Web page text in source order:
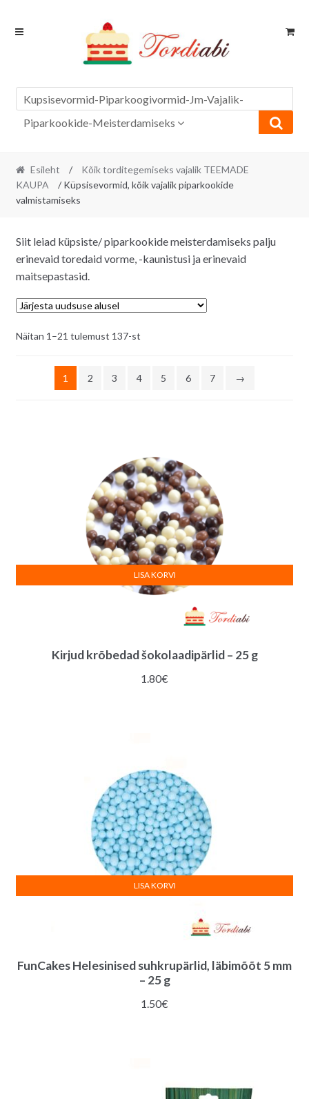
Skip
Skip
Kupsisevormid-Piparkoogivormid-Jm-Vajalik-
Piparkookide-Meisterdamiseks
Esileht /
Kõik torditegemiseks vajalik TEEMADE
KAUPA
/ Küpsisevormid, kõik vajalik piparkookide
valmistamiseks
Siit leiad küpsiste/ piparkookide meisterdamiseks palju
erinevaid toredaid vorme, -kaunistusi ja erinevaid
maitsepastasid.
Näitan 1–21 tulemust 137-stSorditud
1
2 3 4 5 6 7 →
Kirjud krõbedad šokolaadipärlid – 25 g
1.80€
LISA KORVI
FunCakes Helesinised suhkrupärlid, läbimõõt 5 mm
– 25 g
1.50€
LISA KORVI